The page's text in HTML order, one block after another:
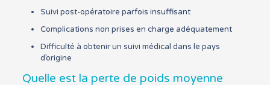
Suivi post-opératoire parfois insuffisant
Complications non prises en charge adéquatement
Difficulté à obtenir un suivi médical dans le pays
d’origine
Quelle est la perte de poids moyenne